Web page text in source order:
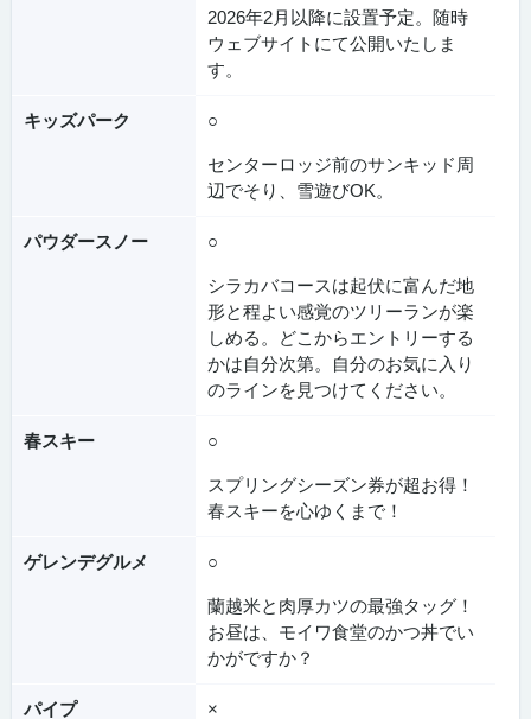
2026年2月以降に設置予定。随時
ウェブサイトにて公開いたしま
す。
キッズパーク ○
センターロッジ前のサンキッド周
辺でそり、雪遊びOK。
パウダースノー ○
シラカバコースは起伏に富んだ地
形と程よい感覚のツリーランが楽
しめる。どこからエントリーする
かは自分次第。自分のお気に入り
のラインを見つけてください。
春スキー ○
スプリングシーズン券が超お得！
春スキーを心ゆくまで！
ゲレンデグルメ ○
蘭越米と肉厚カツの最強タッグ！
お昼は、モイワ食堂のかつ丼でい
かがですか？
パイプ ×